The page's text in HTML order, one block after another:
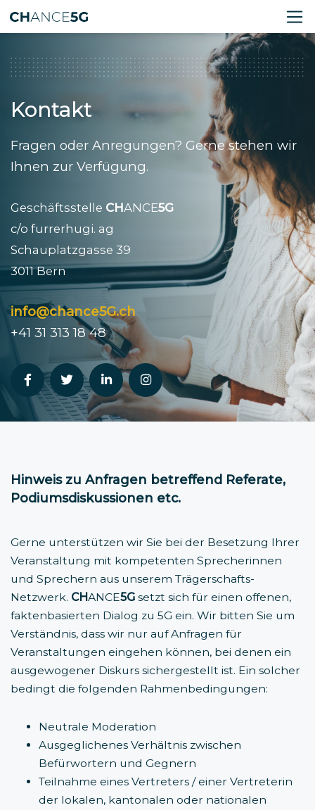
Kontakt
Fragen oder Anregungen? Gerne stehen wir
Ihnen zur Verfügung.
Geschäftsstelle CHANCE5G
c/o furrerhugi. ag
Schauplatzgasse 39
3011 Bern
info@chance5G.ch
+41 31 313 18 48
Hinweis zu Anfragen betreffend Referate,
Podiumsdiskussionen etc.
Gerne unterstützen wir Sie bei der Besetzung Ihrer
Veranstaltung mit kompetenten Sprecherinnen
und Sprechern aus unserem Trägerschafts-
Netzwerk. CHANCE5G setzt sich für einen offenen,
faktenbasierten Dialog zu 5G ein. Wir bitten Sie um
Verständnis, dass wir nur auf Anfragen für
Veranstaltungen eingehen können, bei denen ein
ausgewogener Diskurs sichergestellt ist. Ein solcher
bedingt die folgenden Rahmenbedingungen:
Neutrale Moderation
Ausgeglichenes Verhältnis zwischen
Befürwortern und Gegnern
Teilnahme eines Vertreters / einer Vertreterin
der lokalen, kantonalen oder nationalen